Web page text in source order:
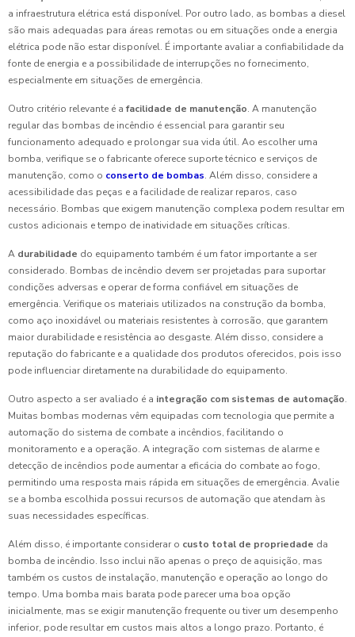
a infraestrutura elétrica está disponível. Por outro lado, as bombas a diesel
são mais adequadas para áreas remotas ou em situações onde a energia
elétrica pode não estar disponível. É importante avaliar a confiabilidade da
fonte de energia e a possibilidade de interrupções no fornecimento,
especialmente em situações de emergência.
Outro critério relevante é a facilidade de manutenção. A manutenção
regular das bombas de incêndio é essencial para garantir seu
funcionamento adequado e prolongar sua vida útil. Ao escolher uma
bomba, verifique se o fabricante oferece suporte técnico e serviços de
manutenção, como o conserto de bombas. Além disso, considere a
acessibilidade das peças e a facilidade de realizar reparos, caso
necessário. Bombas que exigem manutenção complexa podem resultar em
custos adicionais e tempo de inatividade em situações críticas.
A durabilidade do equipamento também é um fator importante a ser
considerado. Bombas de incêndio devem ser projetadas para suportar
condições adversas e operar de forma confiável em situações de
emergência. Verifique os materiais utilizados na construção da bomba,
como aço inoxidável ou materiais resistentes à corrosão, que garantem
maior durabilidade e resistência ao desgaste. Além disso, considere a
reputação do fabricante e a qualidade dos produtos oferecidos, pois isso
pode influenciar diretamente na durabilidade do equipamento.
Outro aspecto a ser avaliado é a integração com sistemas de automação.
Muitas bombas modernas vêm equipadas com tecnologia que permite a
automação do sistema de combate a incêndios, facilitando o
monitoramento e a operação. A integração com sistemas de alarme e
detecção de incêndios pode aumentar a eficácia do combate ao fogo,
permitindo uma resposta mais rápida em situações de emergência. Avalie
se a bomba escolhida possui recursos de automação que atendam às
suas necessidades específicas.
Além disso, é importante considerar o custo total de propriedade da
bomba de incêndio. Isso inclui não apenas o preço de aquisição, mas
também os custos de instalação, manutenção e operação ao longo do
tempo. Uma bomba mais barata pode parecer uma boa opção
inicialmente, mas se exigir manutenção frequente ou tiver um desempenho
inferior, pode resultar em custos mais altos a longo prazo. Portanto, é